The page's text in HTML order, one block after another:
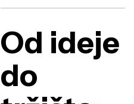
Od ideje
do